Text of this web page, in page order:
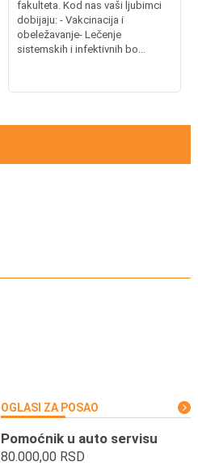
fakulteta. Kod nas vaši ljubimci
dobijaju: - Vakcinacija i
obeležavanje- Lečenje
sistemskih i infektivnih bo...
OGLASI ZA POSAO
Pomoćnik u auto servisu
80.000,00 RSD